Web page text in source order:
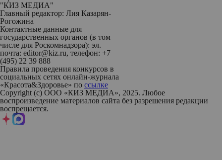
"КИЗ МЕДИА"
Главный редактор: Лия Казарян-
Рогожина
Контактные данные для
государственных органов (в том
числе для Роскомнадзора): эл.
почта: editor@kiz.ru, телефон: +7
(495) 22 39 888
Правила проведения конкурсов в
социальных сетях онлайн-журнала
«Красота&Здоровье» по ссылке
Copyright (с) ООО «КИЗ МЕДИА», 2025. Любое
воспроизведение материалов сайта без разрешения редакции
воспрещается.